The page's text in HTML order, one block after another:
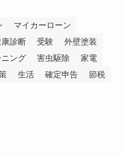
マイカーローン
診断 受験
外壁塗装
ング 害虫駆除
家電
生活 確定申告
節税